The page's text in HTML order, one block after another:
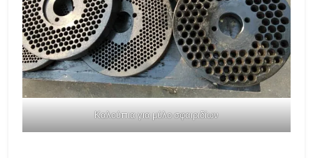
Καλούπια για μύλο σφαιριδίων